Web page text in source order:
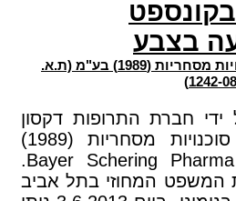
בצבע
דקסון בע"מ נ' אגיס סוכנויות מסחריות (1989) בע"מ (ת.א.
חברת התרופות דקסון
כנגד חברת אגיס סוכנויות מסחריות (1989)
בע"מ וחברת Bayer Schering Pharma AG.
המשפט המחוזי בתל אביב